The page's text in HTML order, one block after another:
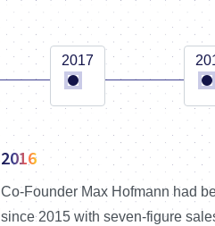
2016
Co-Founder Max Hofmann had
since 2015 with seven-figure
2017
Gemeinsam